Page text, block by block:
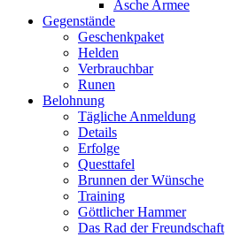
Asche Armee
Gegenstände
Geschenkpaket
Helden
Verbrauchbar
Runen
Belohnung
Tägliche Anmeldung
Details
Erfolge
Questtafel
Brunnen der Wünsche
Training
Göttlicher Hammer
Das Rad der Freundschaft